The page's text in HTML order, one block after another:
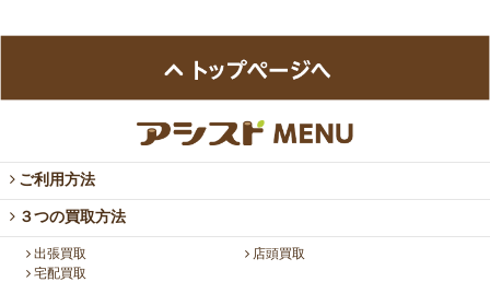
ご利用方法
３つの買取方法
出張買取
店頭買取
宅配買取